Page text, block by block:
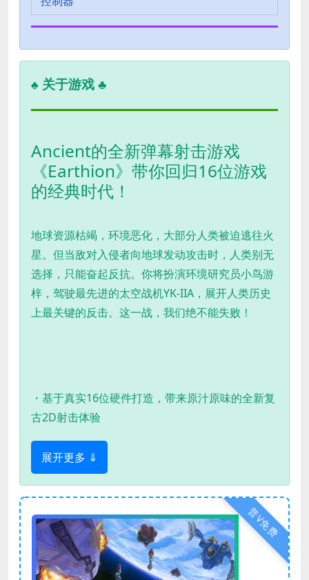
♣ 关于游戏 ♣
Ancient的全新弹幕射击游戏
《Earthion》带你回归16位游戏
的经典时代！
地球资源枯竭，环境恶化，大部分人类被迫逃往火
星。但当敌对入侵者向地球发动攻击时，人类别无
选择，只能奋起反抗。你将扮演环境研究员小鸟游
梓，驾驶最先进的太空战机YK-IIA，展开人类历史
上最关键的反击。这一战，我们绝不能失败！
・基于真实16位硬件打造，带来原汁原味的全新复
古2D射击体验
展开更多 ⇓
普V免费